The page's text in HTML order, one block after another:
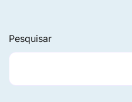
Pesquisar